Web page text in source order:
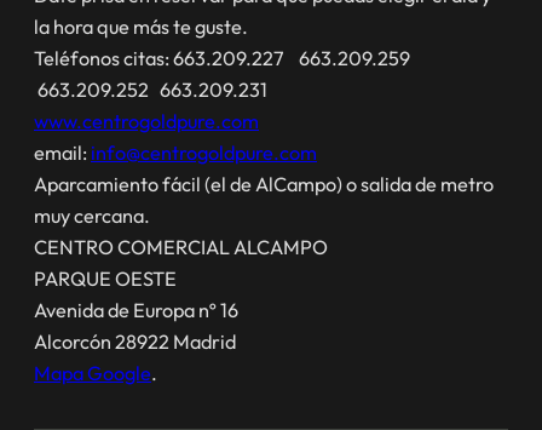
la hora que más te guste.
Teléfonos citas: 663.209.227 663.209.259
663.209.252 663.209.231
www.centrogoldpure.com
email: info@centrogoldpure.com
Aparcamiento fácil (el de AlCampo) o salida de metro
muy cercana.
CENTRO COMERCIAL ALCAMPO
PARQUE OESTE
Avenida de Europa nº 16
Alcorcón 28922 Madrid
Mapa Google.